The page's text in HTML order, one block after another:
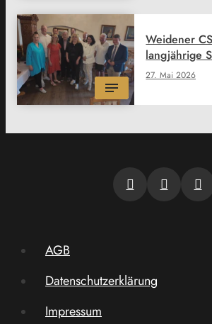
27. Mai 2026
Weidener
langjährige
AGB
Datenschutzerklärung
Impressum